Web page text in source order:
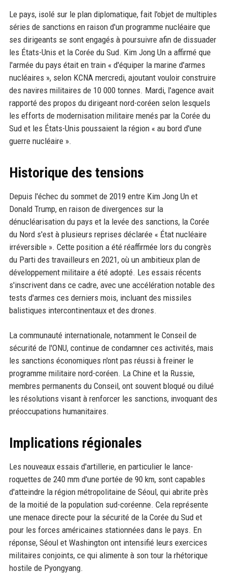
Le pays, isolé sur le plan diplomatique, fait l'objet de multiples
séries de sanctions en raison d'un programme nucléaire que
ses dirigeants se sont engagés à poursuivre afin de dissuader
les États-Unis et la Corée du Sud. Kim Jong Un a affirmé que
l'armée du pays était en train « d'équiper la marine d'armes
nucléaires », selon KCNA mercredi, ajoutant vouloir construire
des navires militaires de 10 000 tonnes. Mardi, l'agence avait
rapporté des propos du dirigeant nord-coréen selon lesquels
les efforts de modernisation militaire menés par la Corée du
Sud et les États-Unis poussaient la région « au bord d'une
guerre nucléaire ».
Historique des tensions
Depuis l'échec du sommet de 2019 entre Kim Jong Un et
Donald Trump, en raison de divergences sur la
dénucléarisation du pays et la levée des sanctions, la Corée
du Nord s'est à plusieurs reprises déclarée « État nucléaire
irréversible ». Cette position a été réaffirmée lors du congrès
du Parti des travailleurs en 2021, où un ambitieux plan de
développement militaire a été adopté. Les essais récents
s'inscrivent dans ce cadre, avec une accélération notable des
tests d'armes ces derniers mois, incluant des missiles
balistiques intercontinentaux et des drones.
La communauté internationale, notamment le Conseil de
sécurité de l'ONU, continue de condamner ces activités, mais
les sanctions économiques n'ont pas réussi à freiner le
programme militaire nord-coréen. La Chine et la Russie,
membres permanents du Conseil, ont souvent bloqué ou dilué
les résolutions visant à renforcer les sanctions, invoquant des
préoccupations humanitaires.
Implications régionales
Les nouveaux essais d'artillerie, en particulier le lance-
roquettes de 240 mm d'une portée de 90 km, sont capables
d'atteindre la région métropolitaine de Séoul, qui abrite près
de la moitié de la population sud-coréenne. Cela représente
une menace directe pour la sécurité de la Corée du Sud et
pour les forces américaines stationnées dans le pays. En
réponse, Séoul et Washington ont intensifié leurs exercices
militaires conjoints, ce qui alimente à son tour la rhétorique
hostile de Pyongyang.